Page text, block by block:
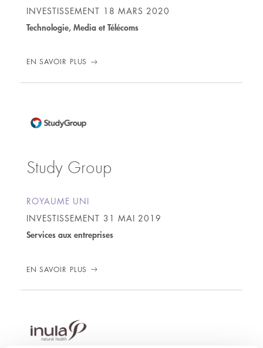
INVESTISSEMENT 18 MARS 2020
Technologie, Media et Télécoms
EN SAVOIR PLUS
Study Group
ROYAUME UNI
INVESTISSEMENT 31 MAI 2019
Services aux entreprises
EN SAVOIR PLUS